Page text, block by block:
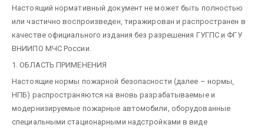
Настоящий нормативный документ не может быть полностью
или частично воспроизведен, тиражирован и распространен в
качестве официального издания без разрешения ГУГПС и ФГУ
ВНИИПО МЧС России.
1. ОБЛАСТЬ ПРИМЕНЕНИЯ
Настоящие нормы пожарной безопасности (далее – нормы,
НПБ) распространяются на вновь разрабатываемые и
модернизируемые пожарные автомобили, оборудованные
специальными стационарными надстройками в виде